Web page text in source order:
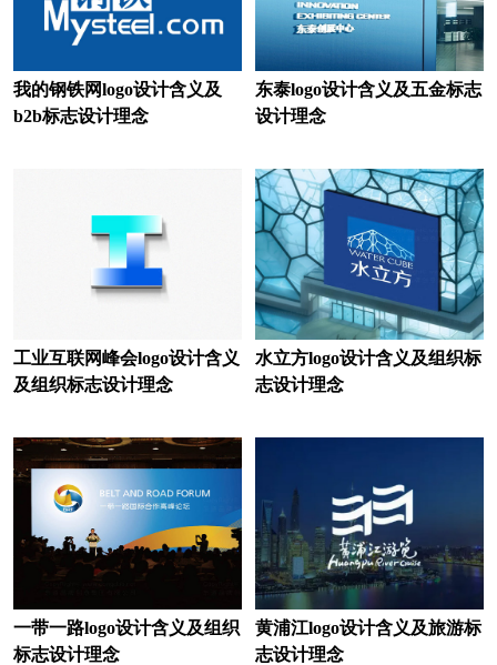
广药集团logo设计
功能性饮料logo设计 公寓logo设计
股份logo设计 工业学校logo设计
工程学院logo设计
国外城市logo设计 谷歌logo设计
公司logo设计 红色logo设计
黑巧克力logo设计
红茶logo设计 黑啤logo设计
豪华汽车品牌logo设计
航空公司logo设计 火锅店logo设计
环境logo设计 环保logo设计
鸡尾酒logo设计
家纺logo设计 健身器材logo设计
我的钢铁网logo设计含义及
b2b标志设计理念
东泰logo设计含义及五金标志
设计理念
工业互联网峰会logo设计含义
及组织标志设计理念
水立方logo设计含义及组织标
志设计理念
一带一路logo设计含义及组织
标志设计理念
黄浦江logo设计含义及旅游标
志设计理念